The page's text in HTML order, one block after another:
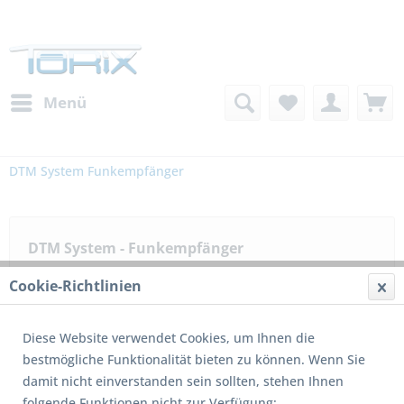
Menü
DTM System Funkempfänger
DTM System - Funkempfänger
1 von3
Cookie-Richtlinien
Diese Website verwendet Cookies, um Ihnen die
bestmögliche Funktionalität bieten zu können. Wenn Sie
damit nicht einverstanden sein sollten, stehen Ihnen